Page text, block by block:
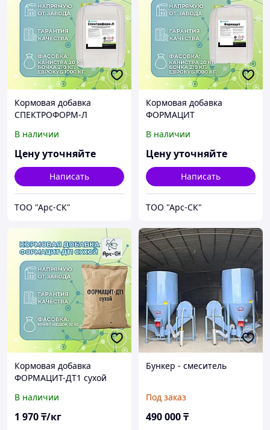
Кормовая добавка
СПЕКТРОФОРМ-Л
В наличии
Цену уточняйте
Написать
ТОО "Арс-СК"
Кормовая добавка
ФОРМАЦИТ
В наличии
Цену уточняйте
Написать
ТОО "Арс-СК"
Кормовая добавка
ФОРМАЦИТ-ДТ1 сухой
Виломикс / Сальмотек /
Сальмоцил / Ацидупол)
В наличии
1 970₸/кг
Бункер - смеситель
Под заказ
490 000₸